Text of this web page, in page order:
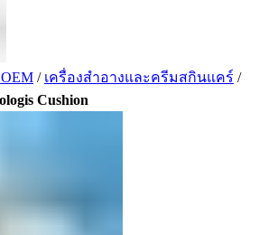
/ เครื่องสำอางและครีมสกินแคร์ /
Cushion